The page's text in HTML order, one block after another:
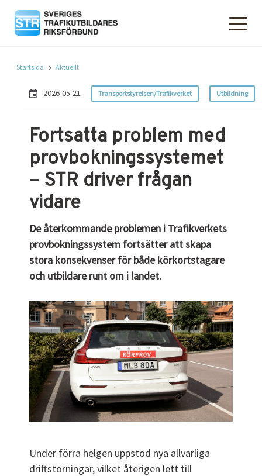
Startsida Aktuellt
2026-05-21 Transportstyrelsen/Trafikverket Utbildning
Fortsatta problem med
provbokningssystemet
– STR driver frågan
vidare
De återkommande problemen i Trafikverkets
provbokningssystem fortsätter att skapa
stora konsekvenser för både körkortstagare
och utbildare runt om i landet.
Under förra helgen uppstod nya allvarliga
driftstörningar, vilket återigen lett till